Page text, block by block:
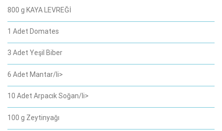
800 g KAYA LEVREĞİ
1 Adet Domates
3 Adet Yeşil Biber
6 Adet Mantar/li>
10 Adet Arpacık Soğan/li>
100 g Zeytinyağı